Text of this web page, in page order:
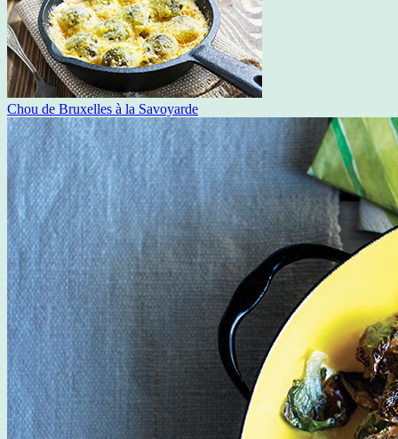
Chou de Bruxelles à la Savoyarde